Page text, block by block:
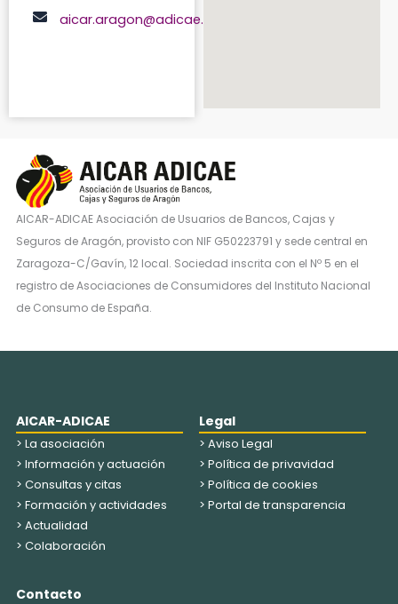
aicar.aragon@adicae.net
AICAR-ADICAE Asociación de Usuarios de Bancos, Cajas y
Seguros de Aragón, provisto con NIF G50223791 y sede central en
Zaragoza-C/Gavín, 12 local. Sociedad inscrita con el Nº 5 en el
registro de Asociaciones de Consumidores del Instituto Nacional
de Consumo de España.
AICAR-ADICAE
> La asociación
> Información y actuación
> Consultas y citas
> Formación y actividades
> Actualidad
> Colaboración
Legal
> Aviso Legal
> Política de privavidad
> Política de cookies
> Portal de transparencia
Contacto